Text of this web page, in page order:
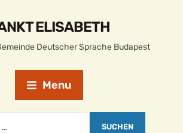
ELISABETH
Deutscher Sprache Budapest
Menu